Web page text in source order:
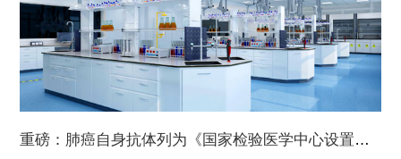
重磅：肺癌自身抗体列为《国家检验医学中心设置标